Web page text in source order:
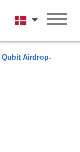
Dansk
Qubit Airdrop-